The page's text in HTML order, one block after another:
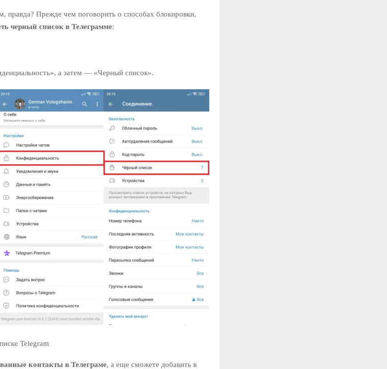
правда? Прежде чем поговорить о способах блокировки,
черный список в Телеграмме:
а затем — «Черный список».
Telegram
контакты в Телеграме, а еще сможете добавить в